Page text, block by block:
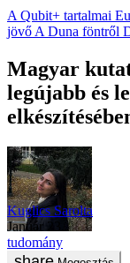
A Qubit+ tartalmai
jövő A Duna föntről
Magyar
legújabb és
Kuglics Sarolta
január 23.
tudomány